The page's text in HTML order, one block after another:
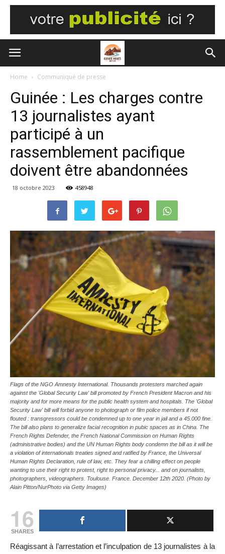
Home Communiqué de presse
Guinée : Les charges contre
13 journalistes ayant
participé à un
rassemblement pacifique
doivent être abandonnées
18 octobre 2023 458948
Flags of the NGO Amnesty International. Thousands protesters marched again
against the 'Global Security Law' bill promoted by French President Macron and his
majority and for more means for the public health system and hospitals. The 'Global
Security Law' bill will forbid anyone to photograph or film police members if not
flouted : transgressors could be condemned up to one year in jail and a 45.000 fine.
The bill also plans to generalize facial recognition in pubic spaces as in China. The
French Rights Defender, the French National Commission on Human Rights
(administrative bodies) and the UN Human Rights body condemn the bill as it will be
a violation of internationals treaties signed and ratified by France, the Universal
Human Rights Declaration, rule of law, etc. They fear a chilling effect on people
wanting to use their right to protest, right to personal privacy... and on journalists,
photographers, videographers. Toulouse. France. December 12th 2020. (Photo by
Alain Pitton/NurPhoto via Getty Images)
16
SHARES
Réagissant à l’arrestation et l’inculpation de 13 journalistes à la